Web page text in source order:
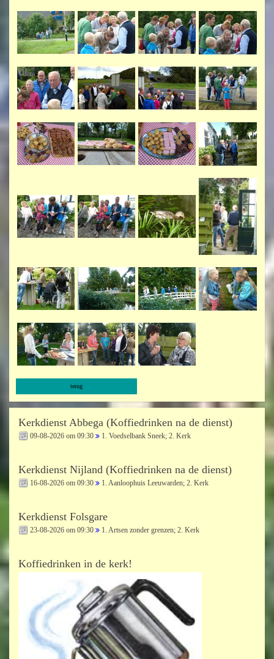
terug
Kerkdienst Abbega (Koffiedrinken na de dienst)
09-08-2026 om 09:30 1. Voedselbank Sneek; 2. Kerk
Kerkdienst Nijland (Koffiedrinken na de dienst)
16-08-2026 om 09:30 1. Aanloophuis Leeuwarden; 2. Kerk
Kerkdienst Folsgare
23-08-2026 om 09:30 1. Artsen zonder grenzen; 2. Kerk
Koffiedrinken in de kerk!